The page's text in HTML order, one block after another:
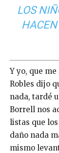
LOS
Y yo, que
Robles dijo
nada, tardé
Borrell nos
listas que
daño nada
mismo